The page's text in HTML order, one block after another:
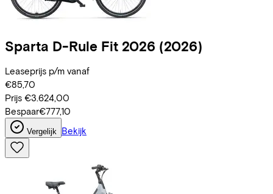
Sparta D-Rule Fit 2026 (2026)
Leaseprijs p/m vanaf
€85,70
Prijs €3.624,00
Bespaar€777,10
Vergelijk Bekijk